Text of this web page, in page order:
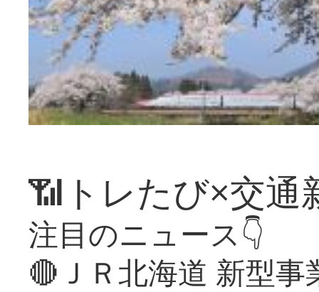
📶トレたび×交通
注目のニュース👇
🔴ＪＲ北海道 新型